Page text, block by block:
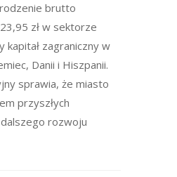
brutto
zł w sektorze
zagraniczny w
Danii i Hiszpanii.
sprawia, że miasto
przyszłych
rozwoju